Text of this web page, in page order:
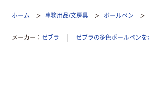
ホーム 事務用品/文房具 ボールペン
メーカー ゼブラ ゼブラの多色ボールペンを